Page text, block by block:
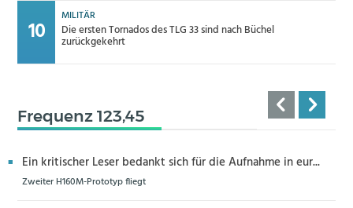
MILITÄR
Die ersten Tornados des TLG 33 sind nach Büchel
zurückgekehrt
Frequenz 123,45
Ein kritischer Leser bedankt sich für die Aufnahme in eur...
Zweiter H160M-Prototyp fliegt